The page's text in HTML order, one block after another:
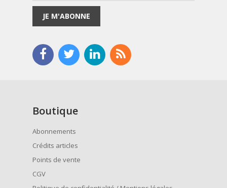
JE M'ABONNE
Boutique
Abonnements
Crédits articles
Points de vente
CGV